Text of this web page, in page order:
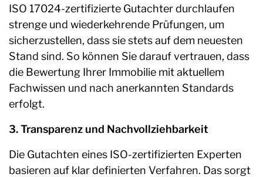
ISO 17024-zertifizierte Gutachter durchlaufen
strenge und wiederkehrende Prüfungen, um
sicherzustellen, dass sie stets auf dem neuesten
Stand sind. So können Sie darauf vertrauen, dass
die Bewertung Ihrer Immobilie mit aktuellem
Fachwissen und nach anerkannten Standards
erfolgt.
3. Transparenz und Nachvollziehbarkeit
Die Gutachten eines ISO-zertifizierten Experten
basieren auf klar definierten Verfahren. Das sorgt